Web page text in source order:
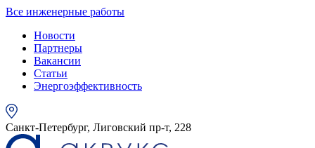
Все инженерные работы
Новости
Партнеры
Вакансии
Статьи
Энергоэффективность
Санкт-Петербург, Лиговский пр-т, 228